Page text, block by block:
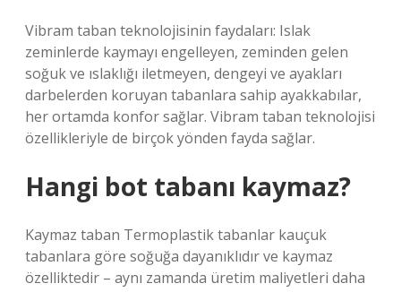
Vibram taban teknolojisinin faydaları: Islak
zeminlerde kaymayı engelleyen, zeminden gelen
soğuk ve ıslaklığı iletmeyen, dengeyi ve ayakları
darbelerden koruyan tabanlara sahip ayakkabılar,
her ortamda konfor sağlar. Vibram taban teknolojisi
özellikleriyle de birçok yönden fayda sağlar.
Hangi bot tabanı kaymaz?
Kaymaz taban Termoplastik tabanlar kauçuk
tabanlara göre soğuğa dayanıklıdır ve kaymaz
özelliktedir – aynı zamanda üretim maliyetleri daha